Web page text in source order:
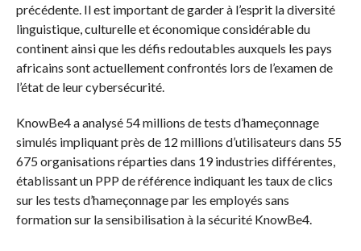
précédente. Il est important de garder à l’esprit la diversité
linguistique, culturelle et économique considérable du
continent ainsi que les défis redoutables auxquels les pays
africains sont actuellement confrontés lors de l’examen de
l’état de leur cybersécurité.
KnowBe4 a analysé 54 millions de tests d’hameçonnage
simulés impliquant près de 12 millions d’utilisateurs dans 55
675 organisations réparties dans 19 industries différentes,
établissant un PPP de référence indiquant les taux de clics
sur les tests d’hameçonnage par les employés sans
formation sur la sensibilisation à la sécurité KnowBe4.